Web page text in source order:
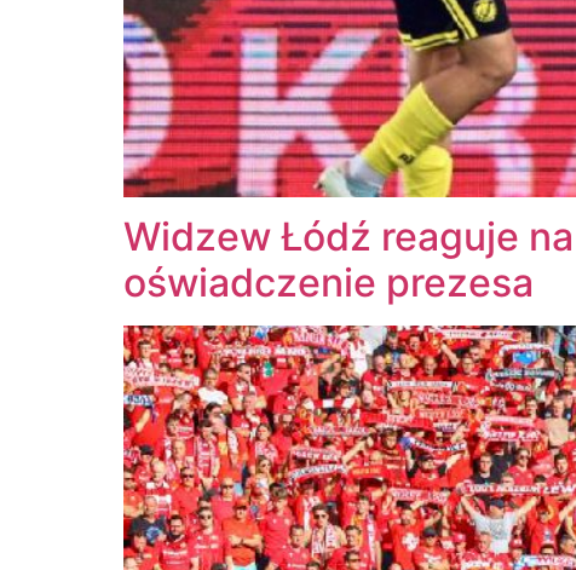
Widzew Łódź reaguje
oświadczenie prezesa